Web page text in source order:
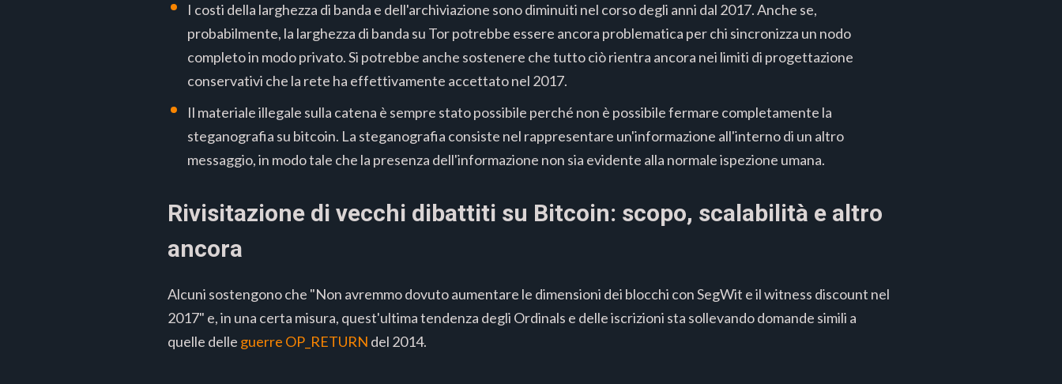
I costi della larghezza di banda e dell'archiviazione sono diminuiti nel corso degli anni dal 2017. Anche se,
probabilmente, la larghezza di banda su Tor potrebbe essere ancora problematica per chi sincronizza un nodo
completo in modo privato. Si potrebbe anche sostenere che tutto ciò rientra ancora nei limiti di progettazione
conservativi che la rete ha effettivamente accettato nel 2017.
Il materiale illegale sulla catena è sempre stato possibile perché non è possibile fermare completamente la
steganografia su bitcoin. La steganografia consiste nel rappresentare un'informazione all'interno di un altro
messaggio, in modo tale che la presenza dell'informazione non sia evidente alla normale ispezione umana.
Rivisitazione di vecchi dibattiti su Bitcoin: scopo, scalabilità e altro
ancora
Alcuni sostengono che "Non avremmo dovuto aumentare le dimensioni dei blocchi con SegWit e il witness discount nel
2017" e, in una certa misura, quest'ultima tendenza degli Ordinals e delle iscrizioni sta sollevando domande simili a
quelle delle guerre OP_RETURN del 2014.